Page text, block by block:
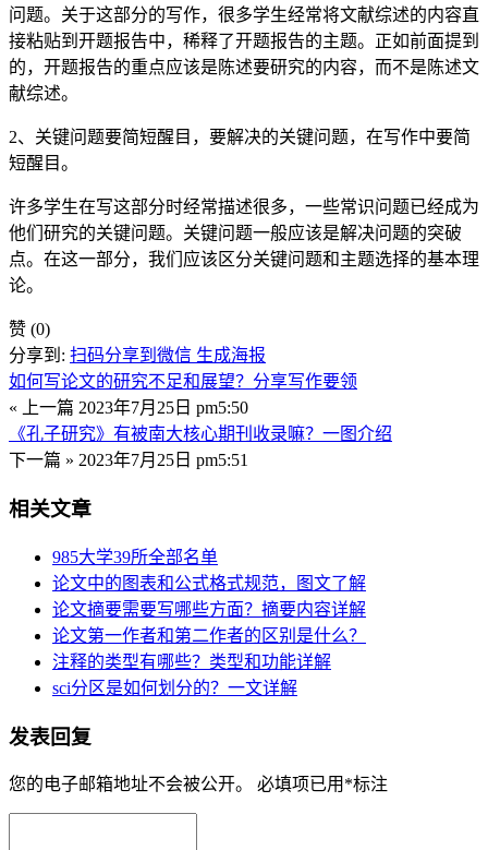
问题。关于这部分的写作，很多学生经常将文献综述的内容直
接粘贴到开题报告中，稀释了开题报告的主题。正如前面提到
的，开题报告的重点应该是陈述要研究的内容，而不是陈述文
献综述。
2、关键问题要简短醒目，要解决的关键问题，在写作中要简
短醒目。
许多学生在写这部分时经常描述很多，一些常识问题已经成为
他们研究的关键问题。关键问题一般应该是解决问题的突破
点。在这一部分，我们应该区分关键问题和主题选择的基本理
论。
赞 (0)
分享到: 扫码分享到微信 生成海报
如何写论文的研究不足和展望？分享写作要领
« 上一篇 2023年7月25日 pm5:50
《孔子研究》有被南大核心期刊收录嘛？一图介绍
下一篇 » 2023年7月25日 pm5:51
相关文章
985大学39所全部名单
论文中的图表和公式格式规范，图文了解
论文摘要需要写哪些方面？摘要内容详解
论文第一作者和第二作者的区别是什么？
注释的类型有哪些？类型和功能详解
sci分区是如何划分的？一文详解
发表回复
您的电子邮箱地址不会被公开。 必填项已用 *标注